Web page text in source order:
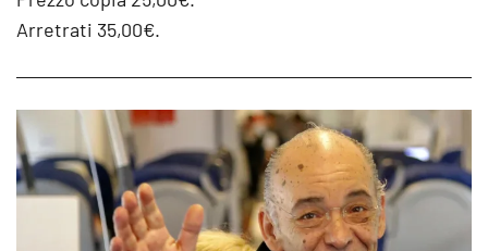
Arretrati 35,00€.